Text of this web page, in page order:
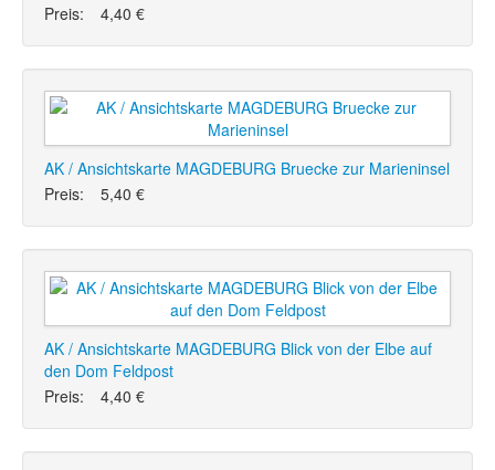
Preis:
4,40 €
AK / Ansichtskarte MAGDEBURG Bruecke zur Marieninsel
Preis:
5,40 €
AK / Ansichtskarte MAGDEBURG Blick von der Elbe auf
den Dom Feldpost
Preis:
4,40 €